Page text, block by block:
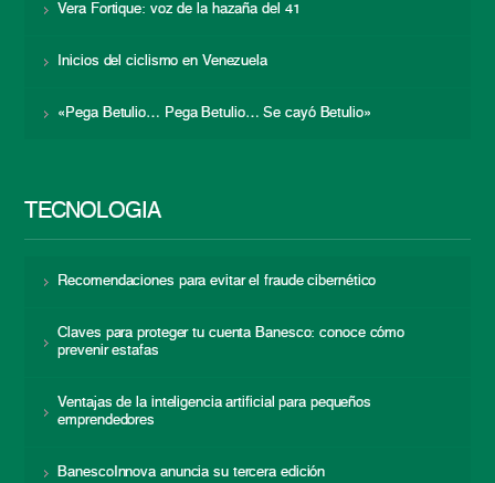
Vera Fortique: voz de la hazaña del 41
Inicios del ciclismo en Venezuela
«Pega Betulio… Pega Betulio… Se cayó Betulio»
TECNOLOGÍA
Recomendaciones para evitar el fraude cibernético
Claves para proteger tu cuenta Banesco: conoce cómo
prevenir estafas
Ventajas de la inteligencia artificial para pequeños
emprendedores
BanescoInnova anuncia su tercera edición